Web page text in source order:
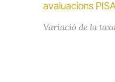
Variació de la